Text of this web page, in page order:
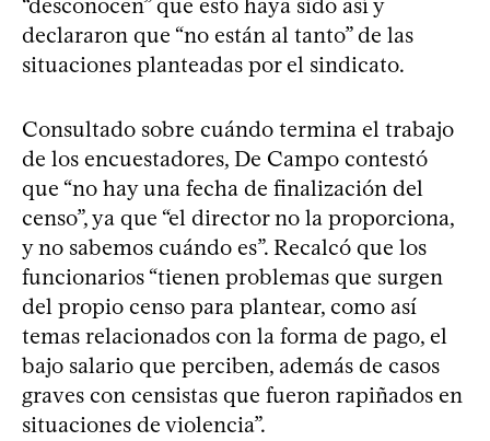
declararon que “no están al tanto” de las
situaciones planteadas por el sindicato.
Consultado sobre cuándo termina el trabajo
de los encuestadores, De Campo contestó
que “no hay una fecha de finalización del
censo”, ya que “el director no la proporciona,
y no sabemos cuándo es”. Recalcó que los
funcionarios “tienen problemas que surgen
del propio censo para plantear, como así
temas relacionados con la forma de pago, el
bajo salario que perciben, además de casos
graves con censistas que fueron rapiñados en
situaciones de violencia”.